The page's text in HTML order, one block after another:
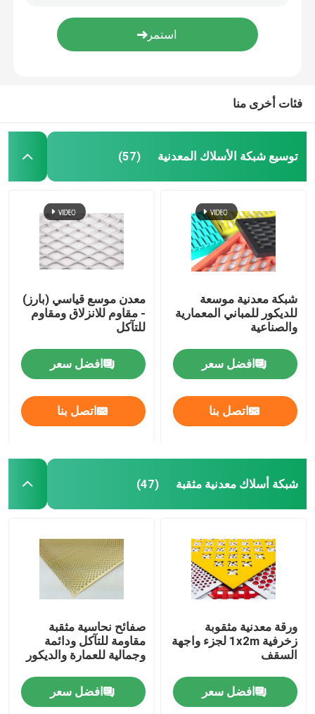
قماش منسوج من الأسلاك
شبكة أمان معدنية
حزام النقل المعدني
مرشح شبكة الشاشة
صريف الصلب الملحوم
سلال التراب
شبكة أمان هليكوبتر
شبكة شاشة التعدين
حصيرة السحب
الشبكة المقوية للأنابيب
فئات أخرى منا
توسيع شبكة الأسلاك المعدنية (57)
شبكة معدنية موسعة
للديكور للمباني المعمارية
والصناعية
افضل سعر
اتصل بنا
معدن موسع قياسي (بارز)
- مقاوم للانزلاق ومقاوم
للتآكل
افضل سعر
اتصل بنا
شبكة أسلاك معدنية مثقبة (47)
ورقة معدنية مثقوبة
زخرفية 1x2m لجزء واجهة
السقف
افضل سعر
صفائح نحاسية مثقبة
مقاومة للتآكل ودائمة
وجمالية للعمارة والديكور
افضل سعر